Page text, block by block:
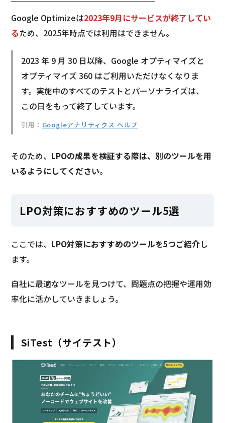
Google Optimizeは2023年9月にサービスが終了してい
るため、2025年時点では利用はできません。
2023 年 9 月 30 日以降、Google オプティマイズと
オプティマイズ 360 はご利用いただけなくなりま
す。実施中のすべてのテストとパーソナライズは、
この日をもって終了しています。
引用： Googleアナリティクス ヘルプ
そのため、 LPOの成果を検証する際は、別のツールを用
いるようにしてください。
LPO対策におすすめのツール5選
ここでは、 LPO対策におすすめのツールを5つご紹介し
ます。
自社に最適なツールを見つけて、問題点の把握や運用効
率化に活かしていきましょう。
SiTest（サイテスト）